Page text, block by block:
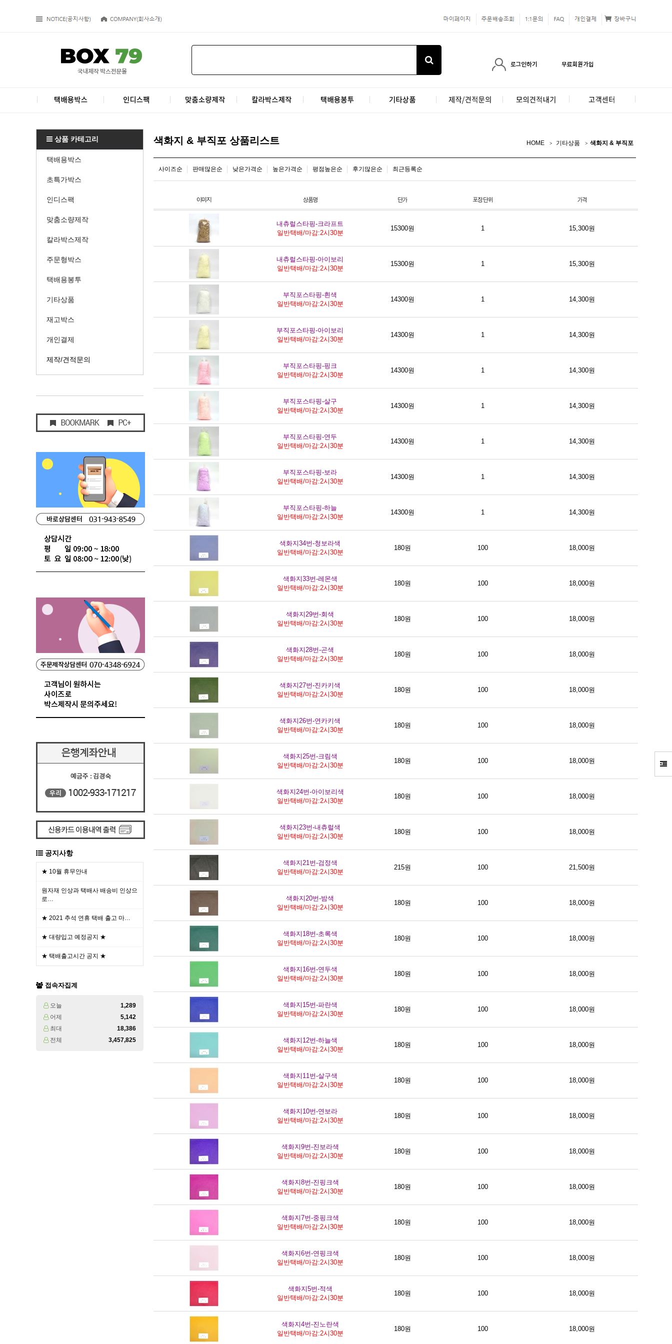
상품 카테고리
택배용박스
초특가박스
인디스팩
맞춤소량제작
칼라박스제작
주문형박스
택배용봉투
기타상품
재고박스
개인결제
제작/견적문의
공지사항
★ 10월 휴무안내
원자재 인상과 택배사 배송비 인상으
로…
★ 2021 추석 연휴 택배 출고 마…
★ 대량입고 예정공지 ★
★ 택배출고시간 공지 ★
접속자집계
오늘
1,289
어제
5,142
최대
18,386
전체
3,457,825
색화지 & 부직포 상품리스트 HOME 기타상품 색화지 & 부직포
사이즈순 판매많은순 낮은가격순 높은가격순 평점높은순 후기많은순 최근등록순
내츄럴스타핑-크라프트
일반택배/마감:2시30분
15300원 1 15,300원
내츄럴스타핑-아이보리
일반택배/마감:2시30분
15300원 1 15,300원
부직포스타핑-흰색
일반택배/마감:2시30분
14300원 1 14,300원
부직포스타핑-아이보리
일반택배/마감:2시30분
14300원 1 14,300원
부직포스타핑-핑크
일반택배/마감:2시30분
14300원 1 14,300원
부직포스타핑-살구
일반택배/마감:2시30분
14300원 1 14,300원
부직포스타핑-연두
일반택배/마감:2시30분
14300원 1 14,300원
부직포스타핑-보라
일반택배/마감:2시30분
14300원 1 14,300원
부직포스타핑-하늘
일반택배/마감:2시30분
14300원 1 14,300원
색화지34번-청보라색
일반택배/마감:2시30분
180원 100 18,000원
색화지33번-레몬색
일반택배/마감:2시30분
180원 100 18,000원
색화지29번-회색
일반택배/마감:2시30분
180원 100 18,000원
색화지28번-곤색
일반택배/마감:2시30분
180원 100 18,000원
색화지27번-진카키색
일반택배/마감:2시30분
180원 100 18,000원
색화지26번-연카키색
일반택배/마감:2시30분
180원 100 18,000원
색화지25번-크림색
일반택배/마감:2시30분
180원 100 18,000원
색화지24번-아이보리색
일반택배/마감:2시30분
180원 100 18,000원
색화지23번-내츄럴색
일반택배/마감:2시30분
180원 100 18,000원
색화지21번-검정색
일반택배/마감:2시30분
215원 100 21,500원
색화지20번-밤색
일반택배/마감:2시30분
180원 100 18,000원
색화지18번-초록색
일반택배/마감:2시30분
180원 100 18,000원
색화지16번-연두색
일반택배/마감:2시30분
180원 100 18,000원
색화지15번-파란색
일반택배/마감:2시30분
180원 100 18,000원
색화지12번-하늘색
일반택배/마감:2시30분
180원 100 18,000원
색화지11번-살구색
일반택배/마감:2시30분
180원 100 18,000원
색화지10번-연보라
일반택배/마감:2시30분
180원 100 18,000원
색화지9번-진보라색
일반택배/마감:2시30분
180원 100 18,000원
색화지8번-진핑크색
일반택배/마감:2시30분
180원 100 18,000원
색화지7번-중핑크색
일반택배/마감:2시30분
180원 100 18,000원
색화지6번-연핑크색
일반택배/마감:2시30분
180원 100 18,000원
색화지5번-적색
일반택배/마감:2시30분
180원 100 18,000원
색화지4번-진노란색
일반택배/마감:2시30분
180원 100 18,000원